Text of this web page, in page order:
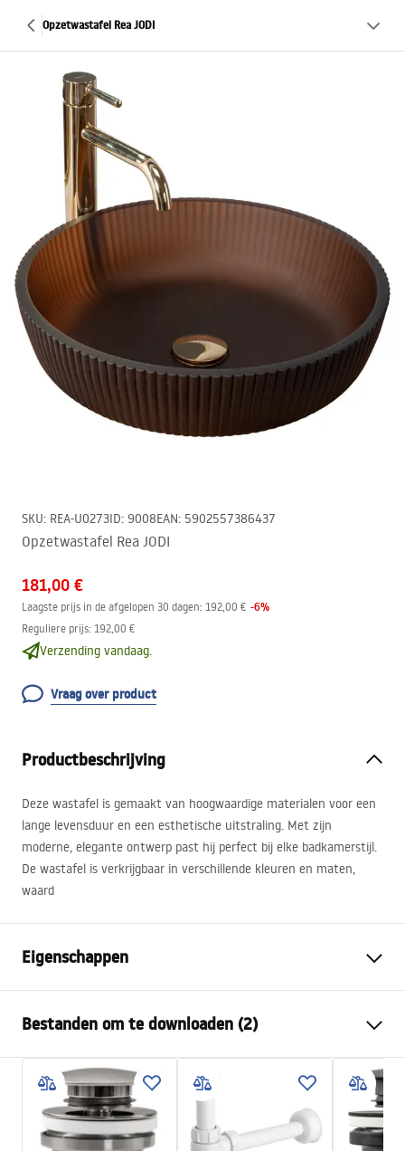
Opzetwastafel Rea JODI
SKU: REA-U0273ID: 9008EAN: 5902557386437
Opzetwastafel Rea JODI
181,00 €
Laagste prijs in de afgelopen 30 dagen: 192,00 € -6%
Reguliere prijs: 192,00 €
Verzending vandaag.
Vraag over product
Productbeschrijving
Deze wastafel is gemaakt van hoogwaardige materialen voor een
lange levensduur en een esthetische uitstraling. Met zijn
moderne, elegante ontwerp past hij perfect bij elke badkamerstijl.
De wastafel is verkrijgbaar in verschillende kleuren en maten,
waard
Eigenschappen
Materiaal
Gehard glas
Kleur
Bruin
Afwerking
Mat
Lengte
Bestanden om te downloaden (2)
Montagehandleiding
Basin.pdf